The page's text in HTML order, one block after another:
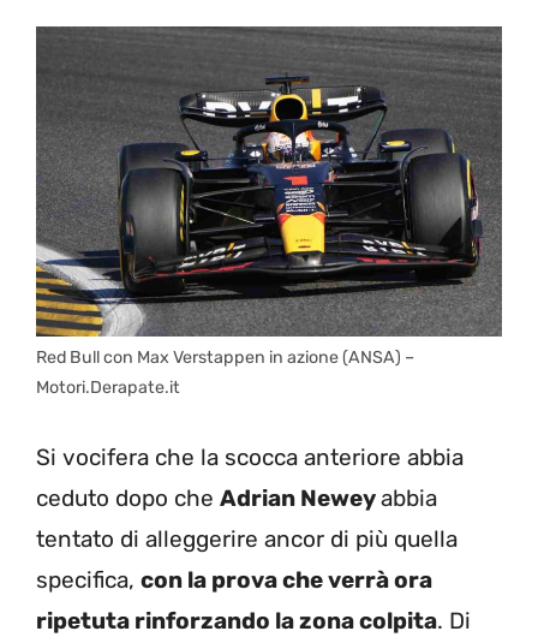
Red Bull con Max Verstappen in azione (ANSA) –
Motori.Derapate.it
Si vocifera che la scocca anteriore abbia
ceduto dopo che Adrian Neweyabbia
tentato di alleggerire ancor di più quella
specifica, con la prova che verrà ora
ripetuta rinforzando la zona colpita. Di